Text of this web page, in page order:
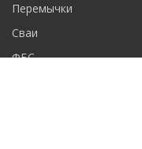
Перемычки
Сваи
ФБС